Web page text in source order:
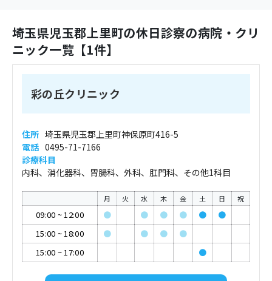
埼玉県児玉郡上里町の休日診察の病院・クリ
ニック一覧【1件】
彩の丘クリニック
住所 埼玉県児玉郡上里町神保原町416-5
電話 0495-71-7166
診療科目
内科、消化器科、胃腸科、外科、肛門科、その他1科目
月 火 水 木 金 土 日 祝
09:00 ~12:00 ● ● ● ● ●
●
15:00 ~18:00 ● ● ●
●
15:00 ~17:00 ●